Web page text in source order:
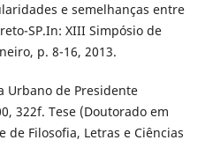
e semelhanças entre
SP.In: XIII Simpósio de
p. 8-16, 2013.
Urbano de Presidente
322f. Tese (Doutorado em
de Filosofia, Letras e Ciências